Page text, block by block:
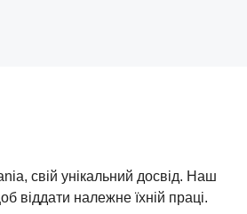
свій унікальний досвід. Наш
віддати належне їхній праці.